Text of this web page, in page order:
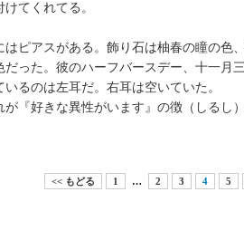
てくれてる。
ピアスがある。飾り石は柚春の瞳の色
だった。彼のハーフバースデー、十一月
るのは左耳だ。右耳は空いていた。
『好きな異性がいます』の徴（しるし）
<< もどる 1 … 2 3 4 5